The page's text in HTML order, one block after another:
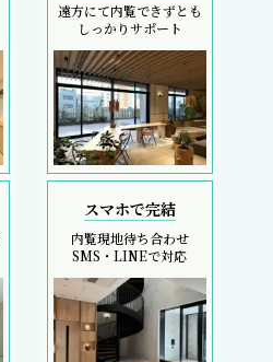
遠方にて内覧できずとも
しっかりサポート
スマホで完結
内覧現地待ち合わせ
SMS・LINEで対応